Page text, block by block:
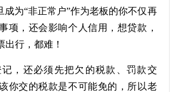
成为“非正常户”作为老板的你不仅再
项，还会影响个人信用，想贷款，
出行，都难！
，还必须先把欠的税款、罚款交
你交的税款是不可能免的，所以老